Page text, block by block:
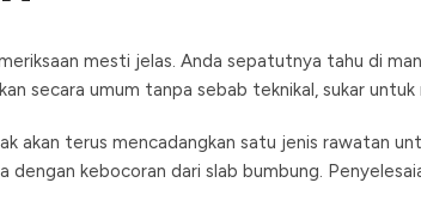
mesti jelas. Anda sepatutnya tahu di
secara umum tanpa sebab teknikal, sukar
akan terus mencadangkan satu jenis rawatan
dengan kebocoran dari slab bumbung.